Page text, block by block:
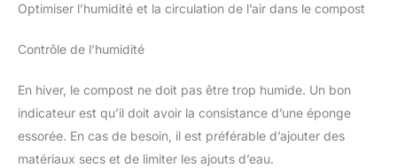
Optimiser l’humidité et la circulation de l’air dans le compost
Contrôle de l’humidité
En hiver, le compost ne doit pas être trop humide. Un bon
indicateur est qu’il doit avoir la consistance d’une éponge
essorée. En cas de besoin, il est préférable d’ajouter des
matériaux secs et de limiter les ajouts d’eau.